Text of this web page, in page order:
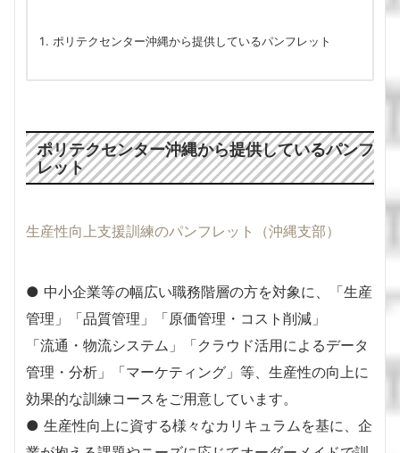
ポリテクセンター沖縄から提供しているパンフレット
ポリテクセンター沖縄から提供しているパンフ
レット
生産性向上支援訓練のパンフレット（沖縄支部）
● 中小企業等の幅広い職務階層の方を対象に、「生産
管理」「品質管理」「原価管理・コスト削減」
「流通・物流システム」「クラウド活用によるデータ
管理・分析」「マーケティング」等、生産性の向上に
効果的な訓練コースをご用意しています。
● 生産性向上に資する様々なカリキュラムを基に、企